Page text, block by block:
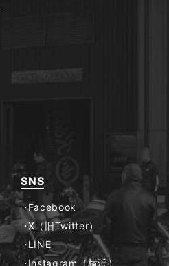
SNS
Facebook
X（旧Twitter）
LINE
Instagram（横浜）